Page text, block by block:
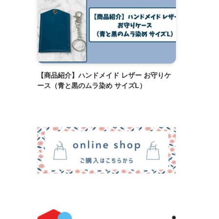
【商品紹介】ハンドメイド レザー お守りケ
ース（青と黒のムラ染め サイズL）